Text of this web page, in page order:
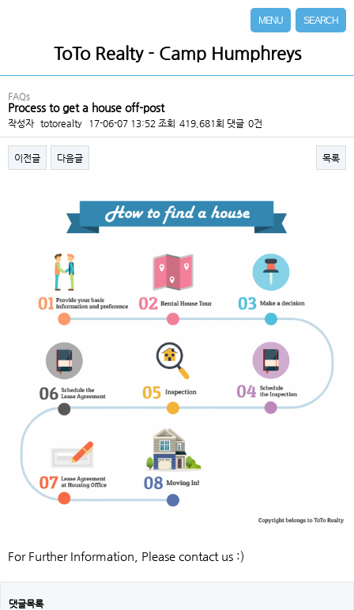
ToTo Realty - Camp Humphreys
MENU SEARCH
FAQs
Process to get a house off-post
작성자 totorealty 17-06-07 13:52 조회 419,681회 댓글 0건
이전글 다음글 목록
For Further Information, Please contact us :)
댓글목록